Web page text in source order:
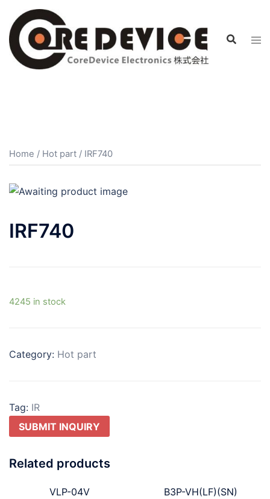
Home / Hot part / IRF740
IRF740
4245 in stock
Category: Hot part
Tag: IR
SUBMIT INQUIRY
Related products
VLP-04V B3P-VH(LF)(SN)